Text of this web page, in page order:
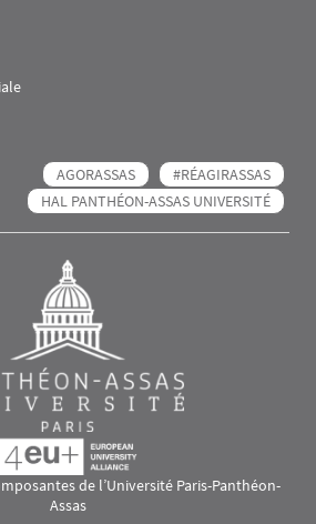
AGORASSAS
#RÉAGIRASSAS
HAL PANTHÉON-ASSAS UNIVERSITÉ
de l’Université Paris-Panthéon-
Assas